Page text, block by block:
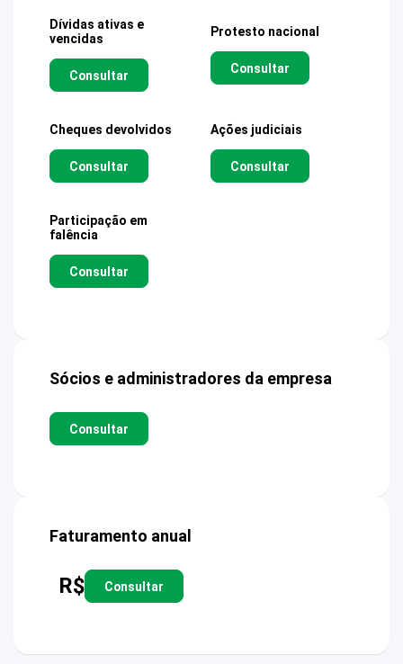
Dívidas ativas e
vencidas
Consultar
Protesto nacional
Consultar
Cheques devolvidos
Consultar
Ações judiciais
Consultar
Participação em
falência
Consultar
Sócios e administradores da empresa
Consultar
Faturamento anual
R$ Consultar